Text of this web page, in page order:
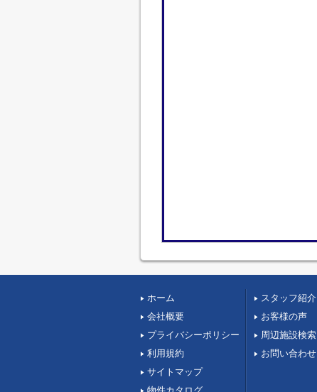
ホーム
会社概要
プライバシーポリシー
利用規約
サイトマップ
スタッフ紹介
お客様の声
周辺施設検索
お問い合わせ